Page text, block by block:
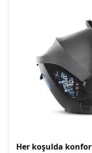
Her koşulda konfor